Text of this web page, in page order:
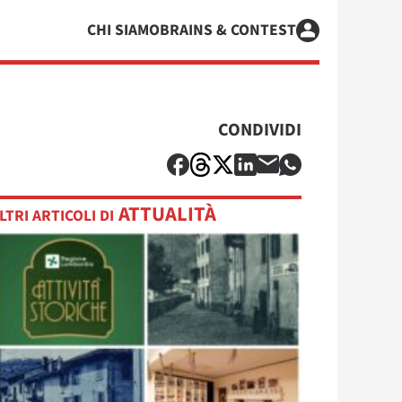
CHI SIAMOBRAINS & CONTEST
CONDIVIDI
ARTICOLI DI ATTUALITÀ